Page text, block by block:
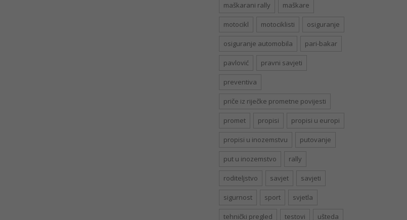
maškarani rally maškare
motocikl motociklisti osiguranje
osiguranje automobila pari-bakar
pavlović pravni savjeti
preventiva
priče iz riječke prometne povijesti
promet propisi propisi u europi
propisi u inozemstvu putovanje
put u inozemstvo rally
roditeljstvo savjet savjeti
sigurnost sport svjetla
tehnički pregled testovi ušteda